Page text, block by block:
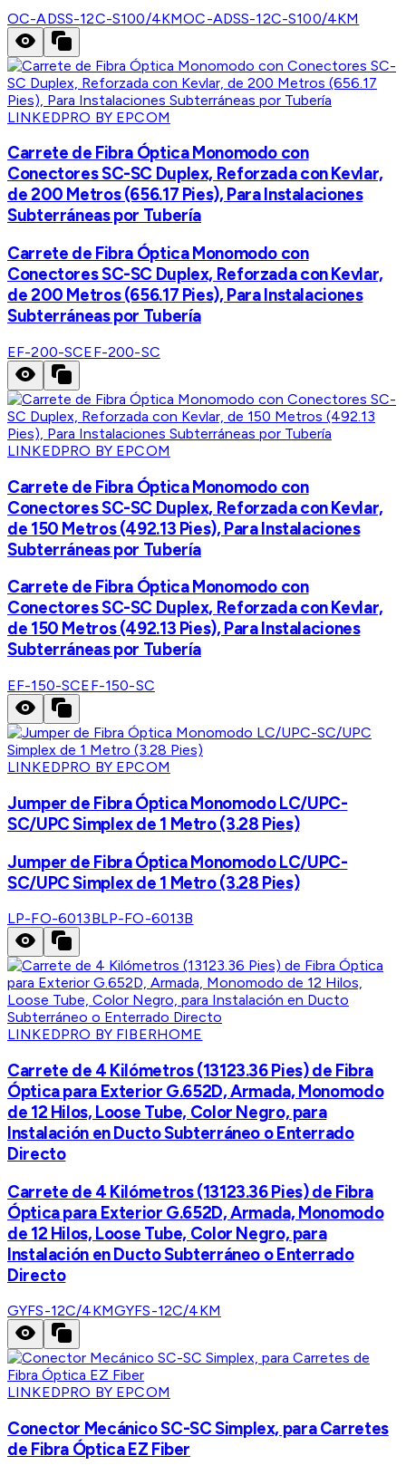
OC-ADSS-12C-S100/4KMOC-ADSS-12C-S100/4KM
LINKEDPRO BY EPCOM
Carrete de Fibra Óptica Monomodo con
Conectores SC-SC Duplex, Reforzada con Kevlar,
de 200 Metros (656.17 Pies), Para Instalaciones
Subterráneas por Tubería
Carrete de Fibra Óptica Monomodo con
Conectores SC-SC Duplex, Reforzada con Kevlar,
de 200 Metros (656.17 Pies), Para Instalaciones
Subterráneas por Tubería
EF-200-SCEF-200-SC
LINKEDPRO BY EPCOM
Carrete de Fibra Óptica Monomodo con
Conectores SC-SC Duplex, Reforzada con Kevlar,
de 150 Metros (492.13 Pies), Para Instalaciones
Subterráneas por Tubería
Carrete de Fibra Óptica Monomodo con
Conectores SC-SC Duplex, Reforzada con Kevlar,
de 150 Metros (492.13 Pies), Para Instalaciones
Subterráneas por Tubería
EF-150-SCEF-150-SC
LINKEDPRO BY EPCOM
Jumper de Fibra Óptica Monomodo LC/UPC-
SC/UPC Simplex de 1 Metro (3.28 Pies)
Jumper de Fibra Óptica Monomodo LC/UPC-
SC/UPC Simplex de 1 Metro (3.28 Pies)
LP-FO-6013BLP-FO-6013B
LINKEDPRO BY FIBERHOME
Carrete de 4 Kilómetros (13123.36 Pies) de Fibra
Óptica para Exterior G.652D, Armada, Monomodo
de 12 Hilos, Loose Tube, Color Negro, para
Instalación en Ducto Subterráneo o Enterrado
Directo
Carrete de 4 Kilómetros (13123.36 Pies) de Fibra
Óptica para Exterior G.652D, Armada, Monomodo
de 12 Hilos, Loose Tube, Color Negro, para
Instalación en Ducto Subterráneo o Enterrado
Directo
GYFS-12C/4KMGYFS-12C/4KM
LINKEDPRO BY EPCOM
Conector Mecánico SC-SC Simplex, para Carretes
de Fibra Óptica EZ Fiber